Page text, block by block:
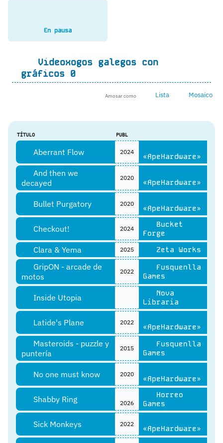
En pausa
Videoxogos galegos con
gráficos 0
Amosar como Lista Mosaico
TÍTULO PUBL
Aberrant Flow 2024
«ApeHardware»
And then we
decayed
2020
«ApeHardware»
Bullet Purgatory 2020
«ApeHardware»
Checkout! 2024
Bucket
Forge
Clara & Yema 2025 Zeta Works
GripON - arcade de
motos
2022
Fusquenlla
Games
Inside Utopia
Nova
Libraria
Latide's Plane 2022
«ApeHardware»
Masteroids - puzzle y
puntería
2015
Fusquenlla
Games
No one must know 2020
«ApeHardware»
Shabby Ring 2026
Horreo
Games
Sick Monkeys 2022
«ApeHardware»